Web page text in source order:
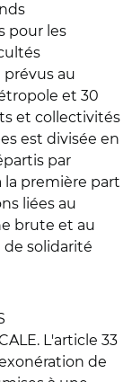
pour les
prévus au
et 30
et collectivités
est divisée en
par
la première part
liées au
brute et au
solidarité
. L'article 33
de